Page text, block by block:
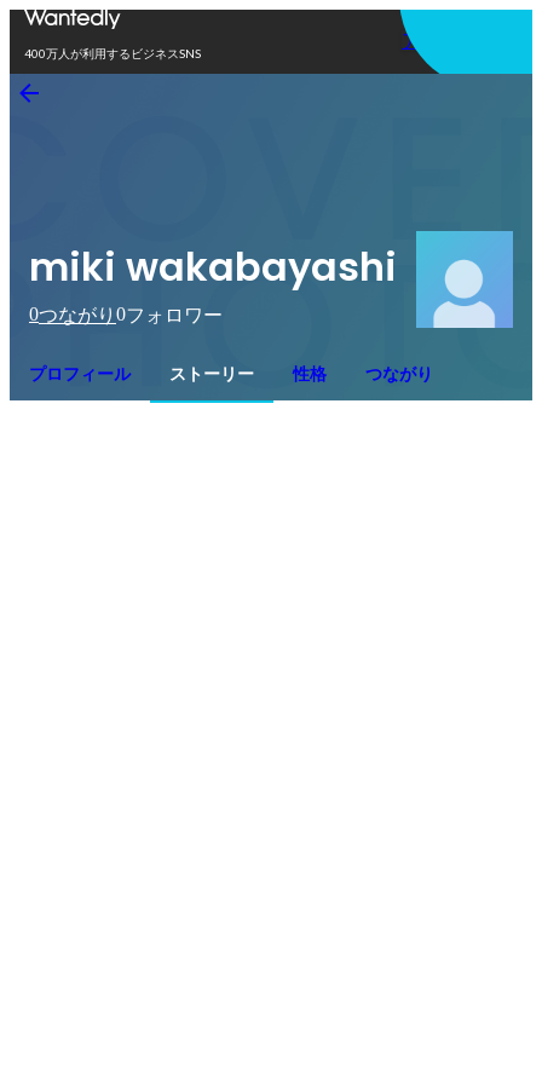
400万人が利用するビジネスSNS
アプリを使う
miki wakabayashi
0つながり 0フォロワー
プロフィール ストーリー 性格 つながり